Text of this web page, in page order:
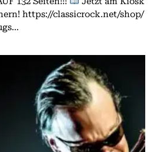
https://classicrock.net/shop/